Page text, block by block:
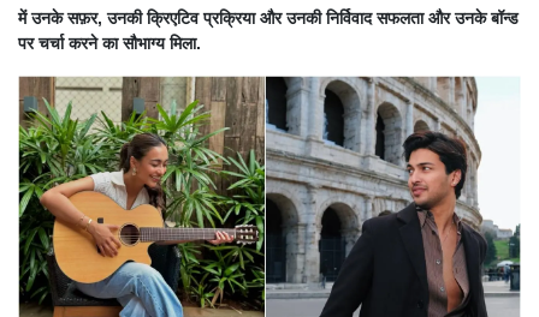
में उनके सफ़र, उनकी क्रिएटिव प्रक्रिया और उनकी निर्विवाद सफलता और उनके बॉन्ड
पर चर्चा करने का सौभाग्य मिला.